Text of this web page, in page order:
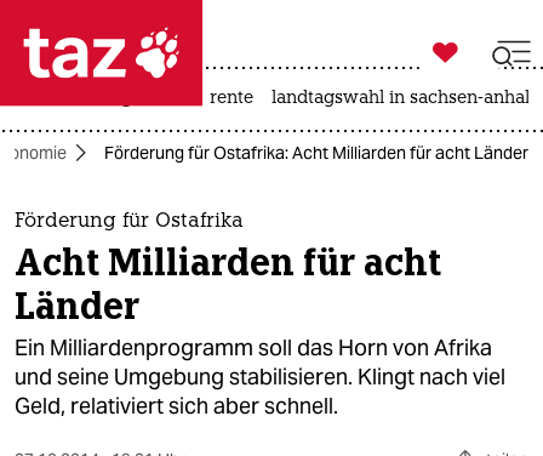
 taz zahl ich
taz zahl ich
themen
politik
öko
gesellschaft

taz zahl ich
rente landtagswahl in sachsen-anhalt
Förderung für Ostafrika: Acht Milliarden für acht Länder
Förderung für Ostafrika
Acht Milliarden für acht
Länder
Ein Milliardenprogramm soll das Horn von Afrika
und seine Umgebung stabilisieren. Klingt nach viel
Geld, relativiert sich aber schnell.